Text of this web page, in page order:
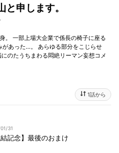
申します。
。 一部上場大企業で係長の椅子に座る
あった…。 あらゆる部分をこじらせ
のたうちまわる悶絶リーマン妄想コメ
1話から
31
結記念】最後のおまけ